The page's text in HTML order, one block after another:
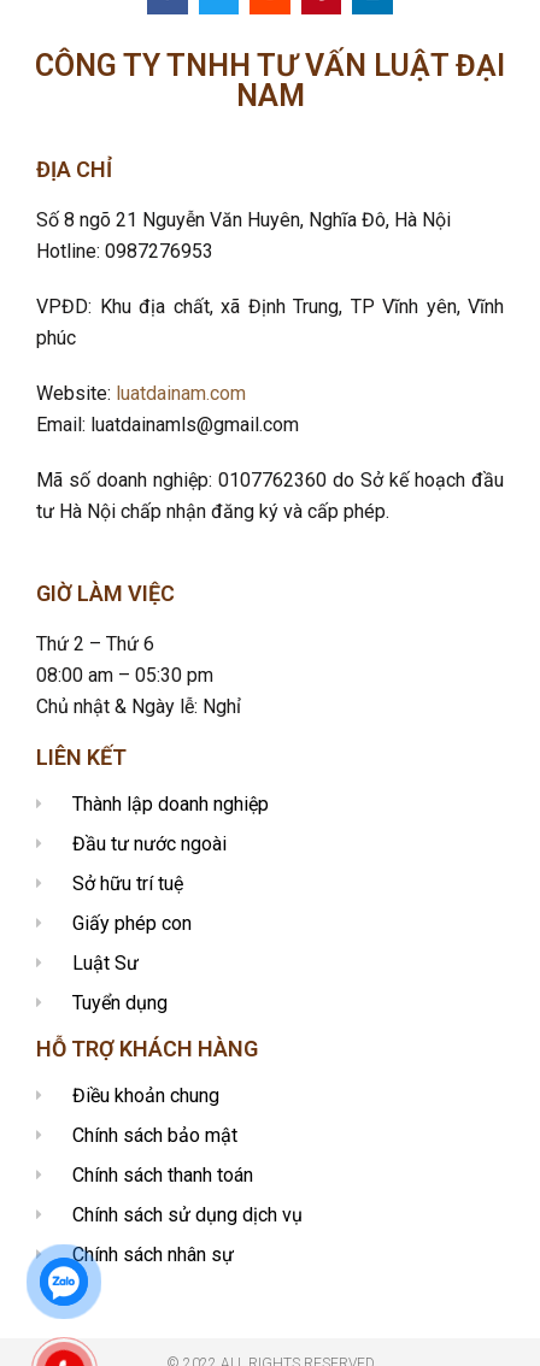
CÔNG TY TNHH TƯ VẤN LUẬT ĐẠI
NAM
ĐỊA CHỈ
Số 8 ngõ 21 Nguyễn Văn Huyên, Nghĩa Đô, Hà Nội
Hotline: 0987276953
VPĐD: Khu địa chất, xã Định Trung, TP Vĩnh yên, Vĩnh
phúc
Website: luatdainam.com
Email: luatdainamls@gmail.com
Mã số doanh nghiệp: 0107762360 do Sở kế hoạch đầu
tư Hà Nội chấp nhận đăng ký và cấp phép.
GIỜ LÀM VIỆC
Thứ 2 – Thứ 6
08:00 am – 05:30 pm
Chủ nhật & Ngày lễ: Nghỉ
LIÊN KẾT
Thành lập doanh nghiệp
Đầu tư nước ngoài
Sở hữu trí tuệ
Giấy phép con
Luật Sư
Tuyển dụng
HỖ TRỢ KHÁCH HÀNG
Điều khoản chung
Chính sách bảo mật
Chính sách thanh toán
Chính sách sử dụng dịch vụ
Chính sách nhân sự